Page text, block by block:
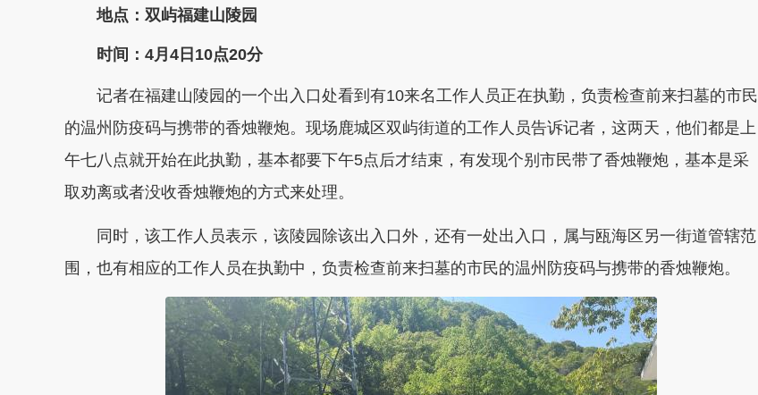
地点：双屿福建山陵园
时间：4月4日10点20分
记者在福建山陵园的一个出入口处看到有10来名工作人员正在执勤，负责检查前来扫墓的市民
的温州防疫码与携带的香烛鞭炮。现场鹿城区双屿街道的工作人员告诉记者，这两天，他们都是上
午七八点就开始在此执勤，基本都要下午5点后才结束，有发现个别市民带了香烛鞭炮，基本是采
取劝离或者没收香烛鞭炮的方式来处理。
同时，该工作人员表示，该陵园除该出入口外，还有一处出入口，属与瓯海区另一街道管辖范
围，也有相应的工作人员在执勤中，负责检查前来扫墓的市民的温州防疫码与携带的香烛鞭炮。